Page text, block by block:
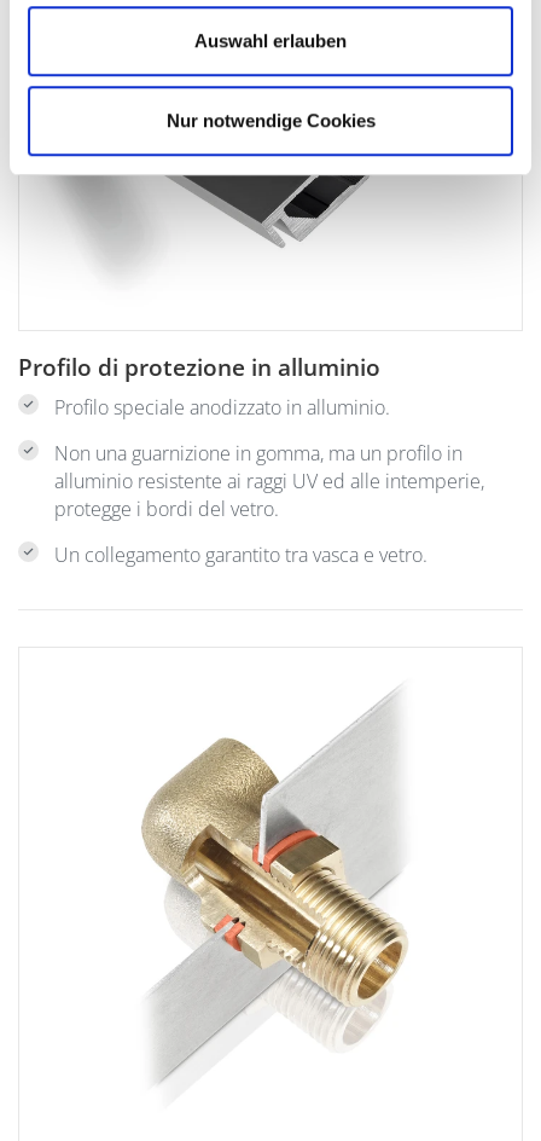
Auswahl erlauben
Nur notwendige Cookies
Profilo di protezione in alluminio
Profilo speciale anodizzato in alluminio.
Non una guarnizione in gomma, ma un profilo in
alluminio resistente ai raggi UV ed alle intemperie,
protegge i bordi del vetro.
Un collegamento garantito tra vasca e vetro.